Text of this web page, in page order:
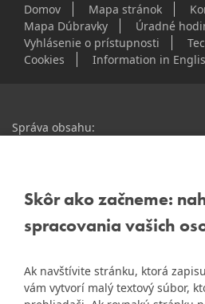
Skôr ako začneme:
spracovania vašich
Ak navštívite stránku, ktorá
vám vytvorí malý textový súbor,
Domov Mapa stránok
Mapa Dúbravky
Úradné
Vyhlásenie o prístupnosti
Cookies
Information in
Správa obsahu:
Staršie informácie a dokumenty
starej stránke Dúbravky